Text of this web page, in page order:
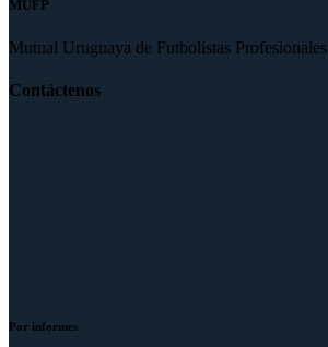
MUFP
Mutual Uruguaya de Futbolistas Profesionales
Contáctenos
Por informes